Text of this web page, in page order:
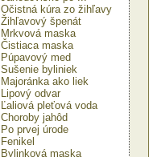
Očistná kúra zo žihľavy
Žihľavový špenát
Mrkvová maska
Čistiaca maska
Púpavový med
Sušenie byliniek
Majoránka ako liek
Lipový odvar
Ľaliová pleťová voda
Choroby jahôd
Po prvej úrode
Fenikel
Bylinková maska